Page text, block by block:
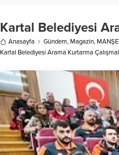
Kartal Belediyesi
Anasayfa Gündem, Magazin,
Kartal Belediyesi Arama Kurtarma